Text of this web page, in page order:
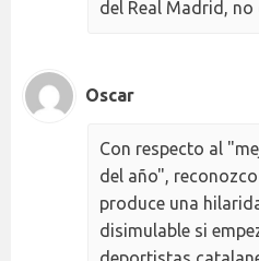
del Real Madrid, no
Oscar
Con respecto al
del año",
produce una
disimulable si